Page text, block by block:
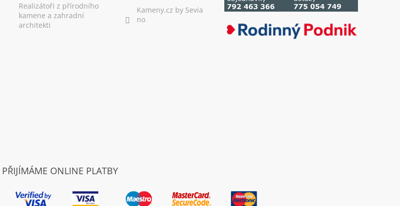
Realizátoři z přírodního
kamene a zahradní
architekti
Kameny.cz by Sevia
no
PŘIJÍMÁME ONLINE PLATBY